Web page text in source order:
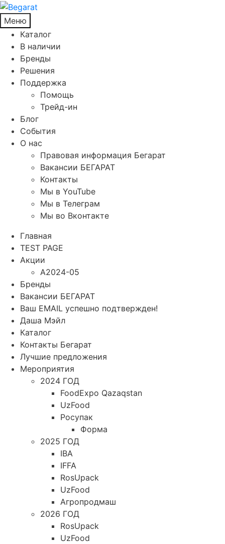
Меню
Каталог
В наличии
Бренды
Решения
Поддержка
Помощь
Трейд-ин
Блог
События
О нас
Правовая информация Бегарат
Вакансии БЕГАРАТ
Контакты
Мы в YouTube
Мы в Телеграм
Мы во Вконтакте
Главная
TEST PAGE
Акции
A2024-05
Бренды
Вакансии БЕГАРАТ
Ваш EMAIL успешно подтвержден!
Даша Мэйл
Каталог
Контакты Бегарат
Лучшие предложения
Мероприятия
2024 ГОД
FoodExpo Qazaqstan
UzFood
Росупак
Форма
2025 ГОД
IBA
IFFA
RosUpack
UzFood
Агропродмаш
2026 ГОД
RosUpack
UzFood